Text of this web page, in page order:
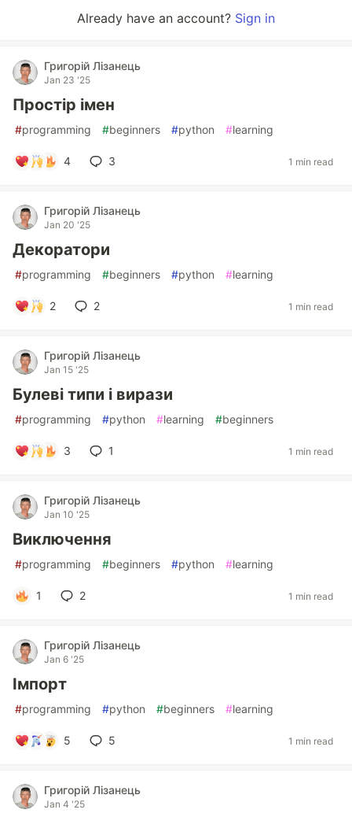
Already have an account? Sign in
Григорій Лізанець
Jan 23 '25
Простір імен
#programming #beginners #python #learning
4 3 1 min read
Григорій Лізанець
Jan 20 '25
Декоратори
#programming #beginners #python #learning
2 2 1 min read
Григорій Лізанець
Jan 15 '25
Булеві типи і вирази
#programming #python #learning #beginners
3 1 1 min read
Григорій Лізанець
Jan 10 '25
Виключення
#programming #beginners #python #learning
1 2 1 min read
Григорій Лізанець
Jan 6 '25
Імпорт
#programming #python #beginners #learning
5 5 1 min read
Григорій Лізанець
Jan 4 '25